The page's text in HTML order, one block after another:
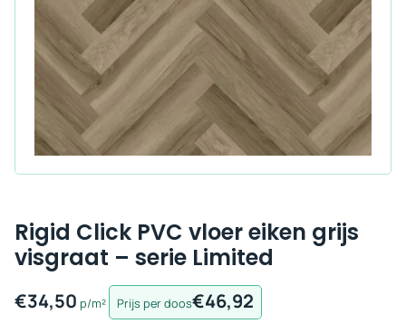
Rigid Click PVC vloer eiken grijs
visgraat – serie Limited
€34,50 p/m² Prijs per doos€46,92